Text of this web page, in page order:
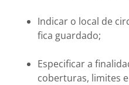
Indicar o local de
fica guardado;
Especificar a
coberturas, limites